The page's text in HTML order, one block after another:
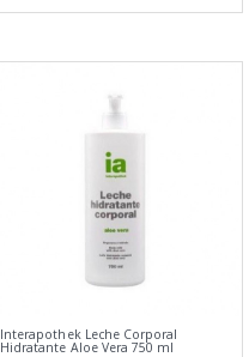
Interapothek Leche Corporal
Hidratante Aloe Vera 750 ml